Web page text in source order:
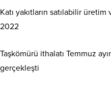
Katı yakıtların satılabilir
2022
Taşkömürü ithalatı Temmuz
gerçekleşti